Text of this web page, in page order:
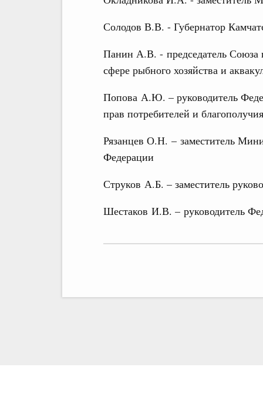
Солодов В.В. - Губернатор
Панин А.В. - председатель Союза
сфере рыбного хозяйства и
Попова А.Ю. – руководитель
прав потребителей и
Рязанцев О.Н. – заместитель
Федерации
Струков А.Б. – заместитель
Шестаков И.В. – руководитель